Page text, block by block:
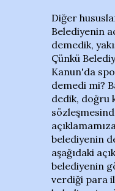
Diğer
Belediyenin
demedik,
Çünkü
Kanun'da
demedi mi?
dedik, doğru
belediyenin
aşağıdaki
belediyenin
verdiği para